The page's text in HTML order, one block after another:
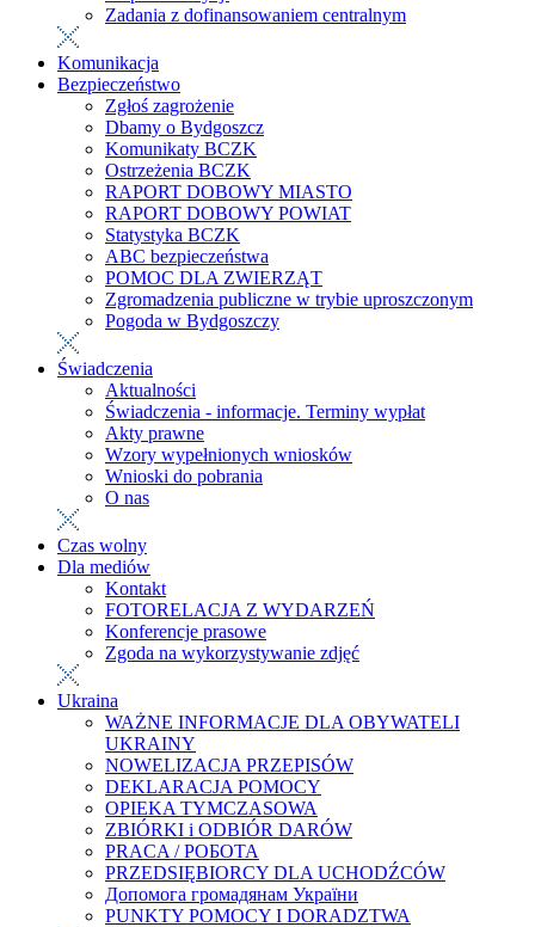
Zadania z dofinansowaniem centralnym
Komunikacja
Bezpieczeństwo
Zgłoś zagrożenie
Dbamy o Bydgoszcz
Komunikaty BCZK
Ostrzeżenia BCZK
RAPORT DOBOWY MIASTO
RAPORT DOBOWY POWIAT
Statystyka BCZK
ABC bezpieczeństwa
POMOC DLA ZWIERZĄT
Zgromadzenia publiczne w trybie uproszczonym
Pogoda w Bydgoszczy
Świadczenia
Aktualności
Świadczenia - informacje. Terminy wypłat
Akty prawne
Wzory wypełnionych wniosków
Wnioski do pobrania
O nas
Czas wolny
Dla mediów
Kontakt
FOTORELACJA Z WYDARZEŃ
Konferencje prasowe
Zgoda na wykorzystywanie zdjęć
Ukraina
WAŻNE INFORMACJE DLA OBYWATELI
UKRAINY
NOWELIZACJA PRZEPISÓW
DEKLARACJA POMOCY
OPIEKA TYMCZASOWA
ZBIÓRKI i ODBIÓR DARÓW
PRACA / РОБОТА
PRZEDSIĘBIORCY DLA UCHODŹCÓW
Допомога громадянам України
PUNKTY POMOCY I DORADZTWA